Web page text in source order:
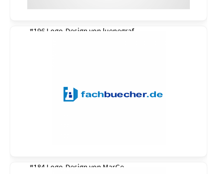
#196 Logo-Design von luenegraf
#184 Logo-Design von MarGe